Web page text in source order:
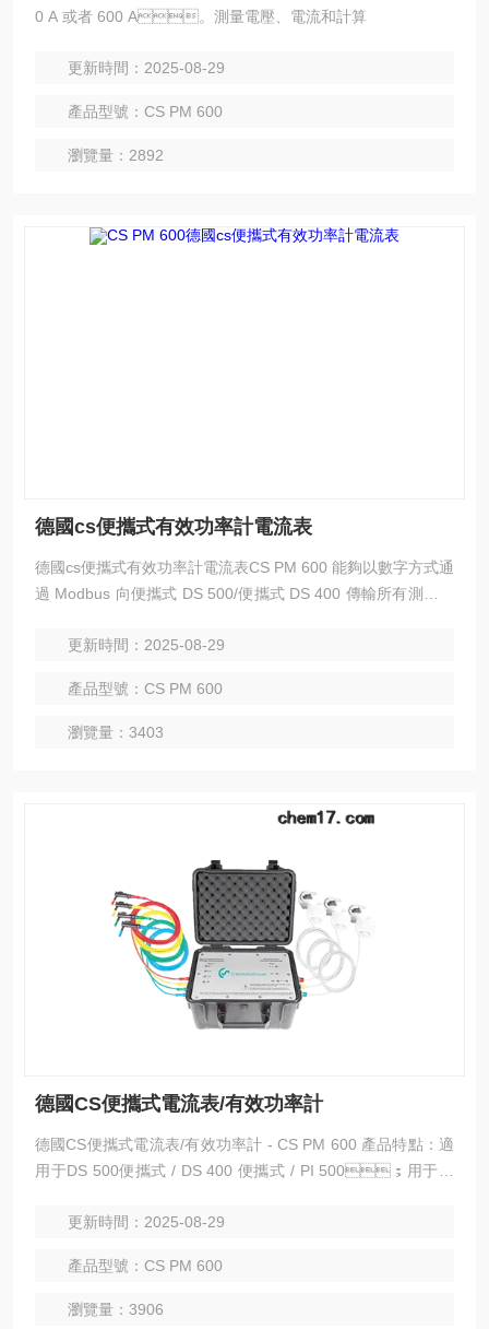
0 A 或者 600 A。測量電壓、電流和計算
更新時間：2025-08-29
產品型號：CS PM 600
瀏覽量：2892
德國cs便攜式有效功率計電流表
德國cs便攜式有效功率計電流表CS PM 600 能夠以數字方式通
過 Modbus 向便攜式 DS 500/便攜式 DS 400 傳輸所有測量數
更新時間：2025-08-29
產品型號：CS PM 600
瀏覽量：3403
德國CS便攜式電流表/有效功率計
德國CS便攜式電流表/有效功率計 - CS PM 600 產品特點：適
用于DS 500便攜式 / DS 400 便攜式 / PI 500；用于測
電流測量大值分別為100A/600A；傳感器接口：3x電流器（L
3，N）；大型變流器：100 A / 1 A （導體粗24mm），
600 A /
更新時間：2025-08-29
產品型號：CS PM 600
瀏覽量：3906